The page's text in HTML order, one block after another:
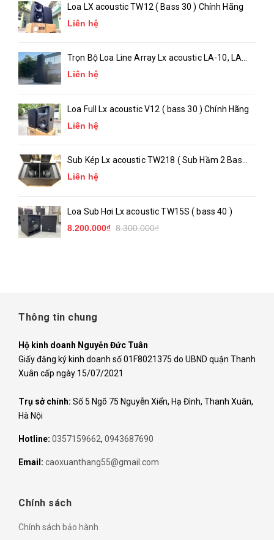
Loa LX acoustic TW12 ( Bass 30 ) Chính Hãng
Liên hệ
Trọn Bộ Loa Line Array Lx acoustic LA-10, LA-
18 ( chính hãng )
Liên hệ
Loa Full Lx acoustic V12 ( bass 30 ) Chính Hãng
Liên hệ
Sub Kép Lx acoustic TW218 ( Sub Hầm 2 Bass
50 )_ Chính Hãng
Liên hệ
Loa Sub Hơi Lx acoustic TW15S ( bass 40 )
8.200.000₫ 8.300.000₫
Thông tin chung
Hộ kinh doanh Nguyễn Đức Tuân
Giấy đăng ký kinh doanh số 01F8021375 do UBND quận Thanh
Xuân cấp ngày 15/07/2021
Trụ sở chính: Số 5 Ngõ 75 Nguyễn Xiển, Hạ Đình, Thanh Xuân,
Hà Nội
Hotline: 0357159662, 0943687690
Email: caoxuanthang55@gmail.com
Chính sách
Chính sách bảo hành